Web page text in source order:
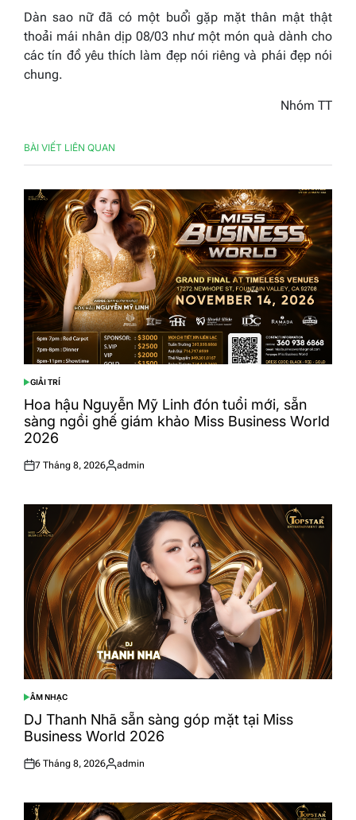
Dàn sao nữ đã có một buổi gặp mặt thân mật thật
thoải mái nhân dịp 08/03 như một món quà dành cho
các tín đồ yêu thích làm đẹp nói riêng và phái đẹp nói
chung.
Nhóm TT
BÀI VIẾT LIÊN QUAN
POSTED
IN
GIẢI TRÍ
Hoa hậu Nguyễn Mỹ Linh đón tuổi mới, sẵn
sàng ngồi ghế giám khảo Miss Business World
2026
Posted
7 Tháng 8, 2026
Posted
admin
POSTED
IN
ÂM NHẠC
DJ Thanh Nhã sẵn sàng góp mặt tại Miss
Business World 2026
Posted
6 Tháng 8, 2026
Posted
admin